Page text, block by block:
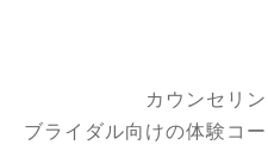
カウンセリ
ブライダル向けの体験コ